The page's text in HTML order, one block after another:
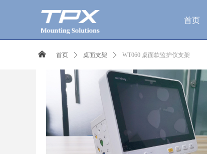
首页
낀 首页 ꄲ 桌面支架 ꄲ WT060 桌面款监护仪支架